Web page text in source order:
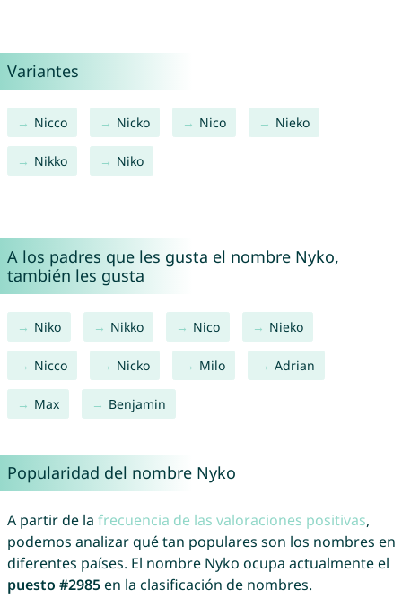
Variantes
Nicco Nicko Nico Nieko
Nikko Niko
A los padres que les gusta el nombre Nyko,
también les gusta
Niko Nikko Nico Nieko
Nicco Nicko Milo Adrian
Max Benjamin
Popularidad del nombre Nyko
A partir de la frecuencia de las valoraciones positivas,
podemos analizar qué tan populares son los nombres en
diferentes países. El nombre Nyko ocupa actualmente el
puesto #2985en la clasificación de nombres.